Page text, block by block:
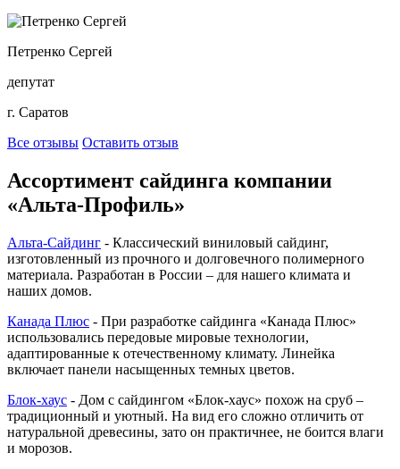
Петренко Сергей
депутат
г. Саратов
Все отзывы Оставить отзыв
Ассортимент сайдинга компании
«Альта-Профиль»
Альта-Сайдинг - Классический виниловый сайдинг,
изготовленный из прочного и долговечного полимерного
материала. Разработан в России – для нашего климата и
наших домов.
Канада Плюс - При разработке сайдинга «Канада Плюс»
использовались передовые мировые технологии,
адаптированные к отечественному климату. Линейка
включает панели насыщенных темных цветов.
Блок-хаус - Дом с сайдингом «Блок-хаус» похож на сруб –
традиционный и уютный. На вид его сложно отличить от
натуральной древесины, зато он практичнее, не боится влаги
и морозов.